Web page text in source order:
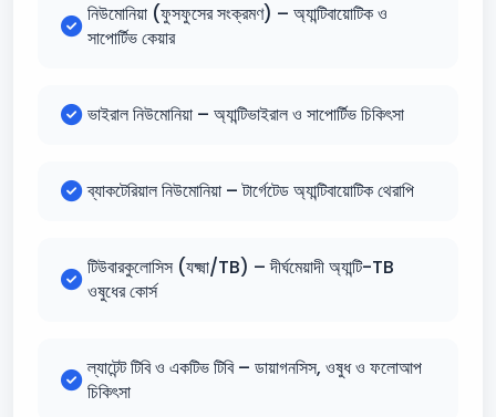
নিউমোনিয়া (ফুসফুসের সংক্রমণ) – অ্যান্টিবায়োটিক ও
সাপোর্টিভ কেয়ার
ভাইরাল নিউমোনিয়া – অ্যান্টিভাইরাল ও সাপোর্টিভ চিকিৎসা
ব্যাকটেরিয়াল নিউমোনিয়া – টার্গেটেড অ্যান্টিবায়োটিক থেরাপি
টিউবারকুলোসিস (যক্ষ্মা/TB) – দীর্ঘমেয়াদী অ্যান্টি-TB
ওষুধের কোর্স
ল্যাটেন্ট টিবি ও একটিভ টিবি – ডায়াগনসিস, ওষুধ ও ফলোআপ
চিকিৎসা